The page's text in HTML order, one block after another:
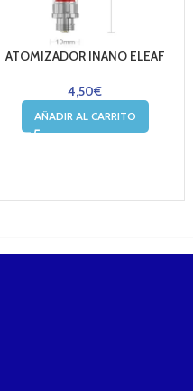
ATOMIZADOR INANO ELEAF
4,50€
AÑADIR AL CARRITO